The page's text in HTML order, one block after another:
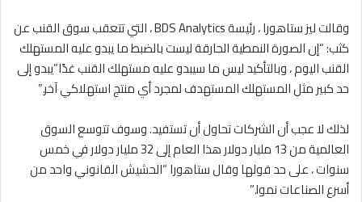
وقالت ليز ستاهورا ، رئيسة BDS Analytics ، التي تتعقب سوق القنب عن
كثب: “إن الصورة النمطية الحارقة ليست بالضبط ما يبدو عليه المستهلك
القنب اليوم ، وبالتأكيد ليس ما سيبدو عليه مستهلك القنب غدًا”يبدو إلى
حد كبير مثل المستهلك المستهدف لمجرد أي منتج استهلاكي آخر.”
لذلك لا عجب أن الشركات تحاول أن تستفيد. وسوف تتوسع السوق
العالمية من 13 مليار دولار هذا العام إلى 32 مليار دولار في خمس
سنوات ، على حد قولها وقال ستاهورا “الحشيش القانوني واحد من
أسرع الصناعات نموا.”